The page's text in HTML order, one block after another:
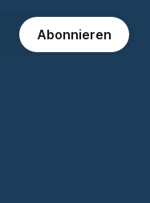
Abonnieren